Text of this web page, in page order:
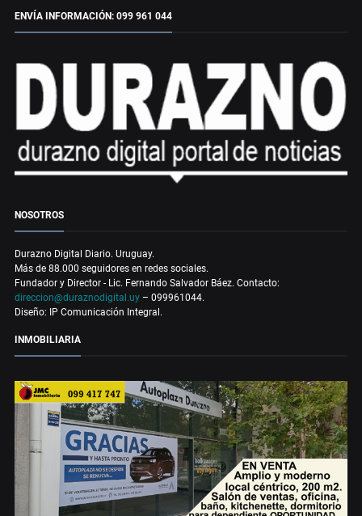
ENVÍA INFORMACIÓN: 099 961 044
NOSOTROS
Durazno Digital Diario. Uruguay.
Más de 88.000 seguidores en redes sociales.
Fundador y Director - Lic. Fernando Salvador Báez. Contacto:
direccion@duraznodigital.uy – 099961044.
Diseño: IP Comunicación Integral.
INMOBILIARIA